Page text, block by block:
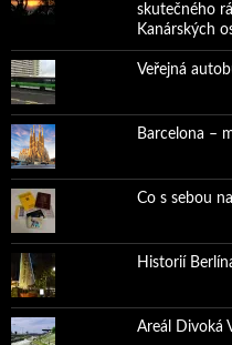
skutečného
Kanárských
Veřejná
Barcelona –
Co s sebou
Historií
Areál Divoká